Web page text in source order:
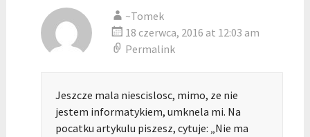
~Tomek
18 czerwca, 2016 at 12:03 am
Permalink
Jeszcze mala niescislosc, mimo, ze nie
jestem informatykiem, umknela mi. Na
pocatku artykulu piszesz, cytuje: „Nie ma